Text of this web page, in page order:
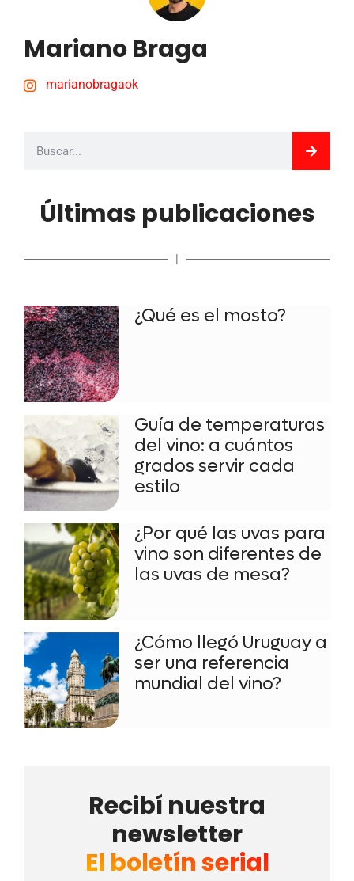
Mariano Braga
marianobragaok
Últimas publicaciones
¿Qué es el mosto?
Guía de temperaturas
del vino: a cuántos
grados servir cada
estilo
¿Por qué las uvas para
vino son diferentes de
las uvas de mesa?
¿Cómo llegó Uruguay a
ser una referencia
mundial del vino?
Recibí nuestra
newsletter
El boletín serial